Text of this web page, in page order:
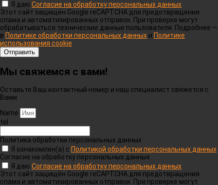
Я даю Согласие на обработку персональных данных
Этот сайт защищён Google reCAPTCHA для предотвращения
спама и автоматизированных отправок. При проверке могут
обрабатываться технические данные пользователя. Подробнее —
в Политике обработки персональных данных и Политике
использования cookie.
Отправить
Мы свяжемся с вами!
Оставьте Ваш контактный номер и наш специалист свяжется с
Вами
Name
tel
Политика обработки персональных данных
Я ознакомлен(а) с Политикой обработки персональных данных
Согласие на обработку персональных данных
Я даю Согласие на обработку персональных данных
Этот сайт защищён Google reCAPTCHA для предотвращения
спама и автоматизированных отправок. При проверке могут